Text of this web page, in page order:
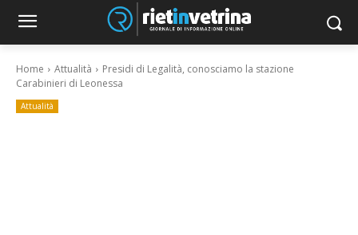
Home Attualità
Presidi di Legalità, conosciamo la stazione
Carabinieri di Leonessa
Attualità